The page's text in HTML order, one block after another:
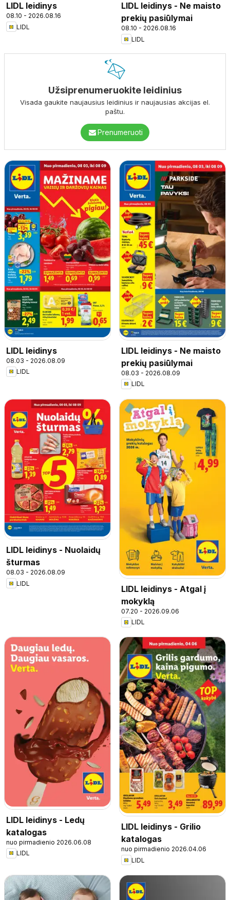
LIDL leidinys
08.10 - 2026.08.16
LIDL
LIDL leidinys - Ne maisto
prekių pasiūlymai
08.10 - 2026.08.16
LIDL
Užsiprenumeruokite leidinius
Visada gaukite naujausius leidinius ir naujausias akcijas el.
paštu.
Prenumeruoti
LIDL leidinys
08.03 - 2026.08.09
LIDL
LIDL leidinys - Ne maisto
prekių pasiūlymai
08.03 - 2026.08.09
LIDL
LIDL leidinys - Nuolaidų
šturmas
08.03 - 2026.08.09
LIDL
LIDL leidinys - Atgal į
mokyklą
07.20 - 2026.09.06
LIDL
LIDL leidinys - Ledų
katalogas
nuo pirmadienio 2026.06.08
LIDL
LIDL leidinys - Grilio
katalogas
nuo pirmadienio 2026.04.06
LIDL